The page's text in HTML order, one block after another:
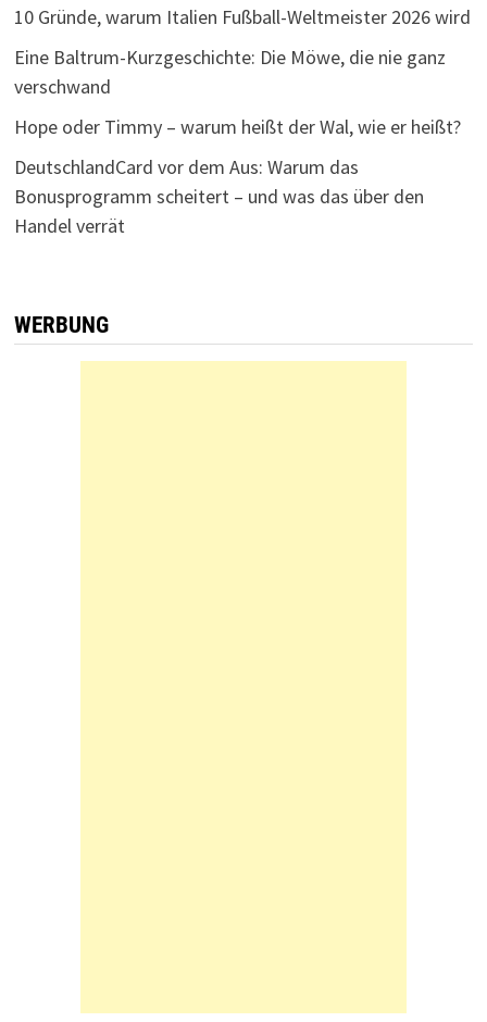
10 Gründe, warum Italien Fußball-Weltmeister 2026 wird
Eine Baltrum-Kurzgeschichte: Die Möwe, die nie ganz
verschwand
Hope oder Timmy – warum heißt der Wal, wie er heißt?
DeutschlandCard vor dem Aus: Warum das
Bonusprogramm scheitert – und was das über den
Handel verrät
WERBUNG